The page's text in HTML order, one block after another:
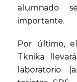
alumnado
importante.
Por último,
Tknika
laboratorio